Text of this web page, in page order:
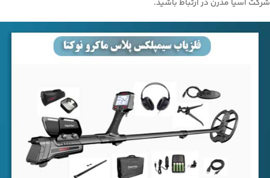
شرکت آسیا مدرن در ارتباط باشید.